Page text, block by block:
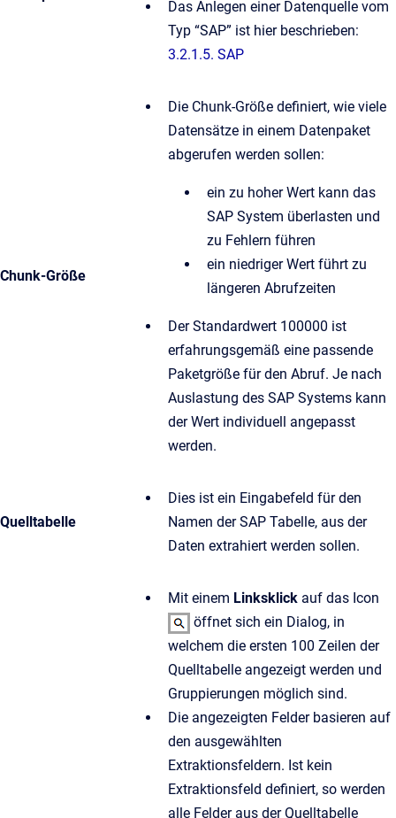
Das Anlegen einer Datenquelle vom
Typ “SAP” ist hier beschrieben:
3.2.1.5. SAP
Chunk-Größe
Die Chunk-Größe definiert, wie viele
Datensätze in einem Datenpaket
abgerufen werden sollen:
ein zu hoher Wert kann das
SAP System überlasten und
zu Fehlern führen
ein niedriger Wert führt zu
längeren Abrufzeiten
Der Standardwert 100000 ist
erfahrungsgemäß eine passende
Paketgröße für den Abruf. Je nach
Auslastung des SAP Systems kann
der Wert individuell angepasst
werden.
Quelltabelle
Dies ist ein Eingabefeld für den
Namen der SAP Tabelle, aus der
Daten extrahiert werden sollen.
Mit einem Linksklick auf das Icon
öffnet sich ein Dialog, in
welchem die ersten 100 Zeilen der
Quelltabelle angezeigt werden und
Gruppierungen möglich sind.
Die angezeigten Felder basieren auf
den ausgewählten
Extraktionsfeldern. Ist kein
Extraktionsfeld definiert, so werden
alle Felder aus der Quelltabelle